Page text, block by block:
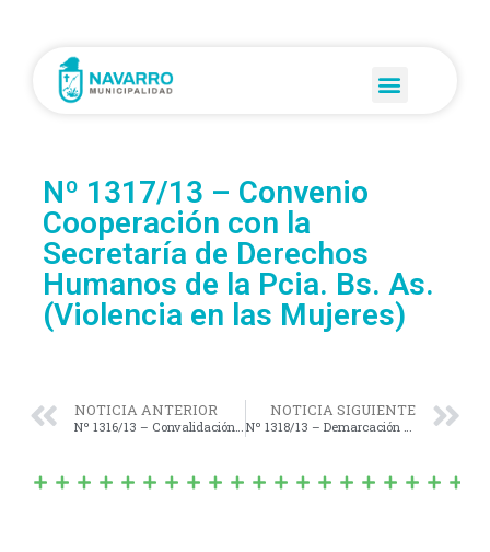
Nº 1317/13 – Convenio
Cooperación con la
Secretaría de Derechos
Humanos de la Pcia. Bs. As.
(Violencia en las Mujeres)
NOTICIA ANTERIOR
Nº 1316/13 – Convalidación «Convenio Adicional para la Implementación del Programa de Instalación de Monitoreo Integral por Cámaras en el Territorio Bonaerense»
NOTICIA SIGUIENTE
Nº 1318/13 – Demarcación y Determinación de un espacio para estacionamiento exclusivo para la Sra. Zunilda Haydee Fernández en calle 20 Nº 841 e/ 117 y 119